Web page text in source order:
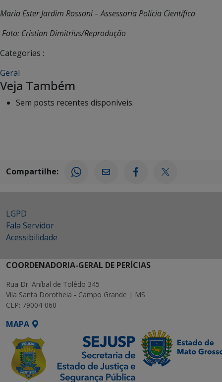
Maria Ester Jardim Rossoni – Assessoria Polícia Científica
Foto: Cristian Dimitrius/Reprodução
Categorias :
Geral
Veja Também
Sem posts recentes disponíveis.
Compartilhe:
LGPD
Fala Servidor
Acessibilidade
COORDENADORIA-GERAL DE PERÍCIAS
Rua Dr. Aníbal de Tolêdo 345
Vila Santa Dorotheia - Campo Grande | MS
CEP: 79004-060
MAPA